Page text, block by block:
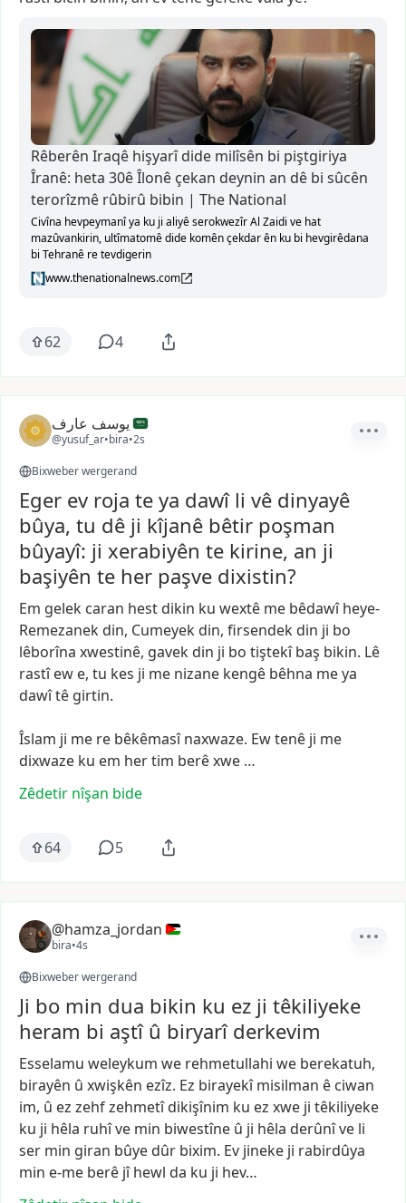
Rêberên Iraqê hişyarî dide milîsên bi piştgiriya
Îranê: heta 30ê Îlonê çekan deynin an dê bi sûcên
terorîzmê rûbirû bibin | The National
Civîna hevpeymanî ya ku ji aliyê serokwezîr Al Zaidi ve hat
mazûvankirin, ultîmatomê dide komên çekdar ên ku bi hevgirêdana
bi Tehranê re tevdigerin
www.thenationalnews.com
62 4
يوسف عارف
@yusuf_ar•bira•2s
Bixweber wergerand
Eger ev roja te ya dawî li vê dinyayê
bûya, tu dê ji kîjanê bêtir poşman
bûyayî: ji xerabiyên te kirine, an ji
başiyên te her paşve dixistin?
Em gelek caran hest dikin ku wextê me bêdawî heye-
Remezanek din, Cumeyek din, firsendek din ji bo
lêborîna xwestinê, gavek din ji bo tiştekî baş bikin. Lê
rastî ew e, tu kes ji me nizane kengê bêhna meya
dawîtê girtin.
Îslam ji me re bêkêmasî naxwaze. Ewtenê ji me
dixwaze ku em hertim berêxwe …
Zêdetir nîşan bide
64 5
@hamza_jordan
bira•4s
Bixweber wergerand
Ji bo min dua bikin ku ez ji têkiliyeke
heram bi aştî û biryarî derkevim
Esselamu weleykum we rehmetullahi we berekatuh,
birayên û xwişkên ezîz. Ez birayekî misilman ê ciwan
im, û ez zehfzehmetî dikişînim ku ez xwe ji têkiliyeke
ku ji hêla ruhîve min biwestîne û ji hêla derûnîve li
ser min giran bûye dûr bixim. Ev jineke ji rabirdûya
min e-me berê jî hewl da ku ji hev…